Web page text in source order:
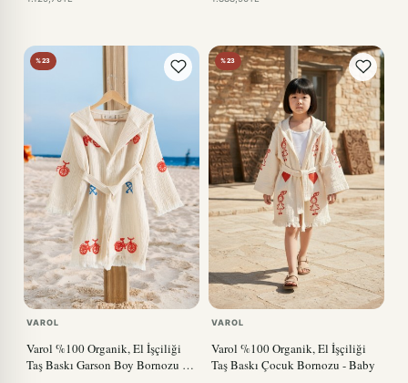
%23
VAROL
Varol %100 Organik, El İşçiliği
Taş Baskı Garson Boy Bornozu -
%23
VAROL
Varol %100 Organik, El İşçiliği
Taş Baskı Çocuk Bornozu - Baby